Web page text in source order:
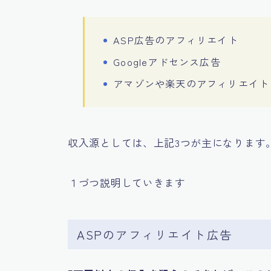
ASP広告のアフィリエイト
Googleアドセンス広告
アマゾンや楽天のアフィリエイト
収入源としては、上記3つが主になります
１づつ説明していきます
ASPのアフィリエイト広告